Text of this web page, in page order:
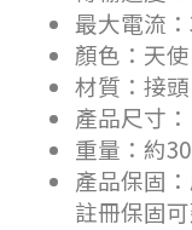
最大電流
顏色：天
材質：接
產品尺寸
重量：約
產品保固
註冊保固